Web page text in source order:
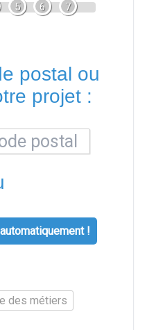
5 6 7
postal ou
projet :
!
des métiers